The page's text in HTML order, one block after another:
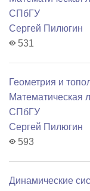
СПбГУ
Сергей Пилюгин
531
Геометрия и
Математичеcкая
СПбГУ
Сергей Пилюгин
593
Динамические